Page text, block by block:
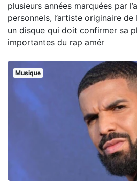
plusieurs années marquées par
personnels, l’artiste originaire
un disque qui doit confirmer sa
importantes du rap amér
Musique